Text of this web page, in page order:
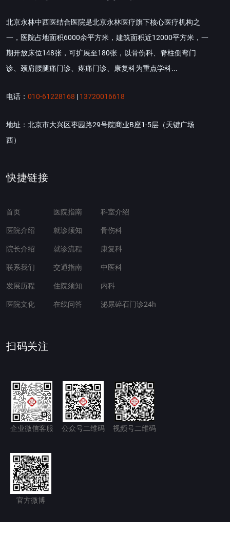
北京永林中西医结合医院是北京永林医疗旗下核心医疗机构之
一，医院占地面积6000余平方米，建筑面积近12000平方米，一
期开放床位148张，可扩展至180张，以骨伤科、脊柱侧弯门
诊、颈肩腰腿痛门诊、疼痛门诊、康复科为重点学科...
电话： 010-61228168 | 13720016618
地址：北京市大兴区枣园路29号院商业B座1-5层（天键广场
西）
快捷链接
首页
医院介绍
院长介绍
联系我们
发展历程
医院文化
医院指南
就诊须知
就诊流程
交通指南
住院须知
在线问答
科室介绍
骨伤科
康复科
中医科
内科
泌尿碎石门诊24h
扫码关注
企业微信客服 公众号二维码 视频号二维码
官方微博